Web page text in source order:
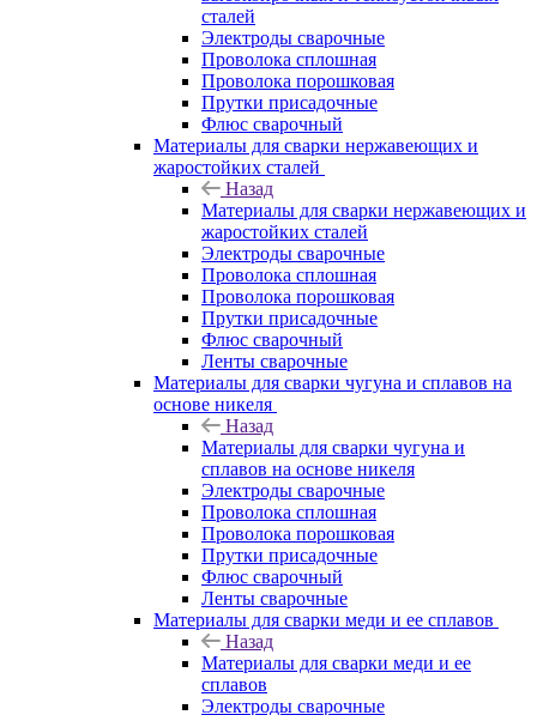
сталей
Электроды сварочные
Проволока сплошная
Проволока порошковая
Прутки присадочные
Флюс сварочный
Материалы для сварки нержавеющих и
жаростойких сталей
Назад
Материалы для сварки нержавеющих и
жаростойких сталей
Электроды сварочные
Проволока сплошная
Проволока порошковая
Прутки присадочные
Флюс сварочный
Ленты сварочные
Материалы для сварки чугуна и сплавов на
основе никеля
Назад
Материалы для сварки чугуна и
сплавов на основе никеля
Электроды сварочные
Проволока сплошная
Проволока порошковая
Прутки присадочные
Флюс сварочный
Ленты сварочные
Материалы для сварки меди и ее сплавов
Назад
Материалы для сварки меди и ее
сплавов
Электроды сварочные